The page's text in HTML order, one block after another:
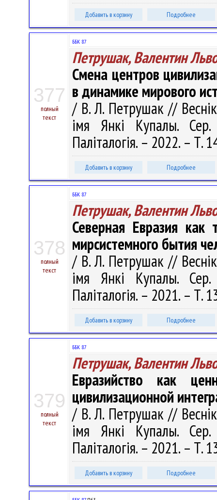
Добавить в корзину Подробнее
377
полный
текст
ББК 87
Петрушак, Валентин
Смена центров
в динамике мирового
/ В. Л. Петрушак // Веснік
імя Янкі Купалы. Сер.
Паліталогія. – 2022. –
Добавить в корзину Подробнее
378
полный
текст
ББК 87
Петрушак, Валентин
Северная Евразия как
мирсистемного бытия
/ В. Л. Петрушак // Веснік
імя Янкі Купалы. Сер.
Паліталогія. – 2021. –
Добавить в корзину Подробнее
379
полный
текст
ББК 87
Петрушак, Валентин
Евразийство как
цивилизационной
/ В. Л. Петрушак // Веснік
імя Янкі Купалы. Сер.
Паліталогія. – 2021. –
Добавить в корзину Подробнее